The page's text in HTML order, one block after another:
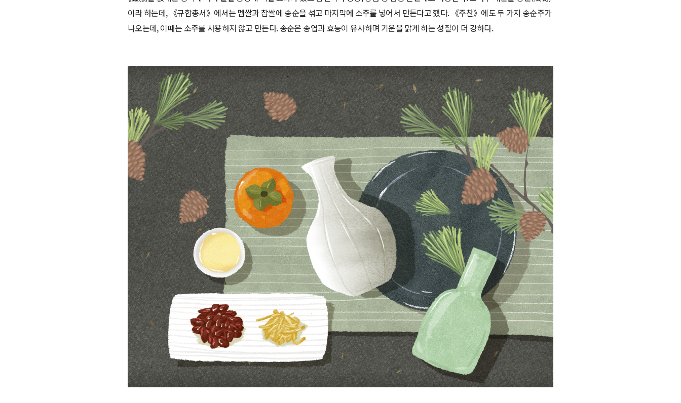
이라 하는데, 《규합총서》에서는 멥쌀과 찹쌀에 송순을 섞고 마지막에 소주를 넣어서 만든다고 했다. 《주찬》에도 두 가지 송순주가
나오는데, 이때는 소주를 사용하지 않고 만든다. 송순은 송엽과 효능이 유사하며 기운을 맑게 하는 성질이 더 강하다.